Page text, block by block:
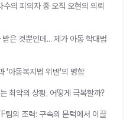
의 피의자 중 오직 오현의 의뢰
은 것뿐인데... 제가 아동 학대범
'아동복지법 위반'의 병합
최악의 상황, 어떻게 극복할까?
팀의 조력: 구속의 문턱에서 이끌